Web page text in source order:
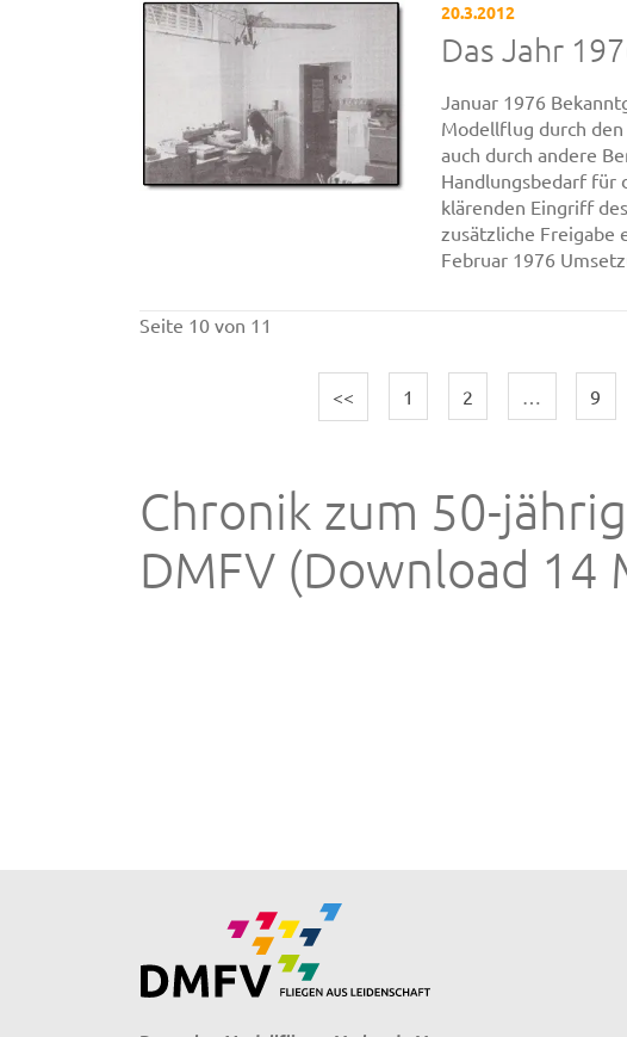
20.3.2012
Das Jahr
Januar 1976
Modellflug durch den
auch durch andere
Handlungsbedarf für
klärenden Eingriff
zusätzliche Freigabe
Februar 1976
Seite 10 von 11
<< 1 2 9
Chronik zum 50-
DMFV (Download 14